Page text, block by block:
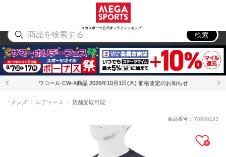
メガスポーツ公式オンラインショップ
アウトドア
検索
ワコール CW-X商品 2026年10月1日(木) 価格改定のお知らせ
メンズ レディース 店舗受取可能
商品番号： 70688163